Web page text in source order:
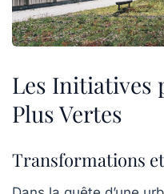
Les Initiatives
Plus Vertes
Transformations